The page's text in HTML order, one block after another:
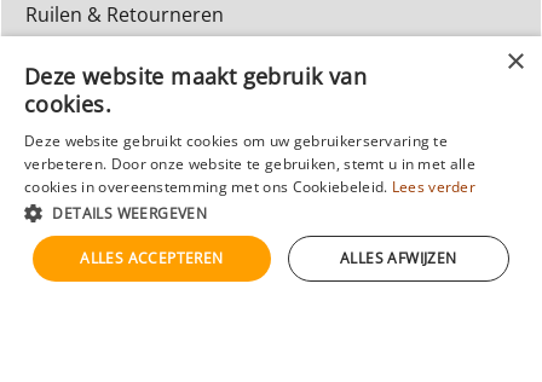
Ruilen & Retourneren
Reparatie
Webwinkel gemaakt met
ShopFactory webwinkel
Deze website maakt gebruik van
cookies.
Deze website gebruikt cookies om uw gebruikerservaring te
verbeteren. Door onze website te gebruiken, stemt u in met alle
cookies in overeenstemming met ons Cookiebeleid. Lees verder
DETAILS WEERGEVEN
ALLES ACCEPTEREN ALLES AFWIJZEN